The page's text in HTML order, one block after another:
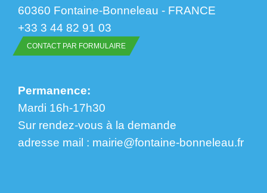
60360 Fontaine-Bonneleau - FRANCE
+33 3 44 82 91 03
CONTACT PAR FORMULAIRE
Permanence:
Mardi 16h-17h30
Sur rendez-vous à la demande
​​​​​​​adresse mail : mairie@fontaine-bonneleau.fr